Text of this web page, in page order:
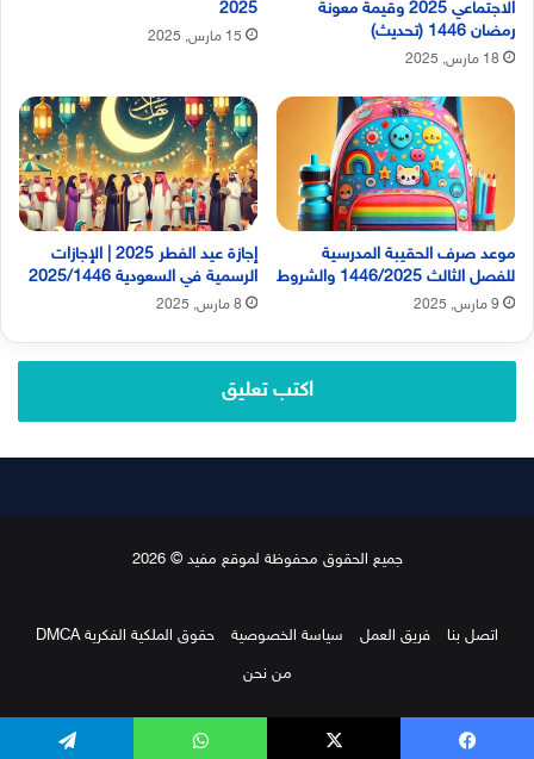
الاجتماعي 2025 وقيمة معونة
رمضان 1446 (تحديث)
18 مارس, 2025
2025
15 مارس, 2025
موعد صرف الحقيبة المدرسية
للفصل الثالث 1446/2025 والشروط
9 مارس, 2025
إجازة عيد الفطر 2025 | الإجازات
الرسمية في السعودية 2025/1446
8 مارس, 2025
اكتب تعليق
جميع الحقوق محفوظة لموقع مفيد © 2026
اتصل بنا فريق العمل سياسة الخصوصية
حقوق الملكية الفكرية DMCA
من نحن